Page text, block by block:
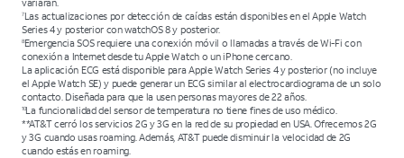
variarán.
7Las actualizaciones por detección de caídas están disponibles en el Apple Watch
Series 4 y posterior con watchOS 8 y posterior.
8Emergencia SOS requiere una conexión móvil o llamadas a través de Wi-Fi con
conexión a Internet desde tu Apple Watch o un iPhone cercano.
La aplicación ECG está disponible para Apple Watch Series 4 y posterior (no incluye
el Apple Watch SE) y puede generar un ECG similar al electrocardiograma de un solo
contacto. Diseñada para que la usen personas mayores de 22 años.
10La funcionalidad del sensor de temperatura no tiene fines de uso médico.
**AT&T cerró los servicios 2G y 3G en la red de su propiedad en USA. Ofrecemos 2G
y 3G cuando usas roaming. Además, AT&T puede disminuir la velocidad de 2G
cuando estás en roaming.